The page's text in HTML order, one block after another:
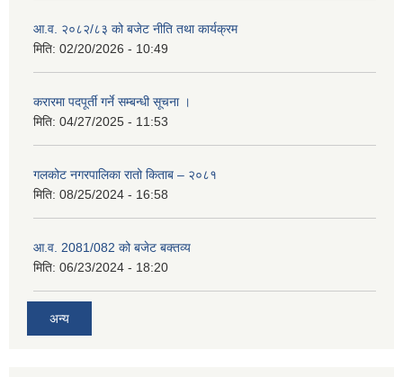
आ.व. २०८२/८३ को बजेट नीति तथा कार्यक्रम
मिति: 02/20/2026 - 10:49
करारमा पदपूर्ती गर्ने सम्बन्धी सूचना ।
मिति: 04/27/2025 - 11:53
गलकोट नगरपालिका रातो किताब – २०८१
मिति: 08/25/2024 - 16:58
आ.व. 2081/082 को बजेट बक्तव्य
मिति: 06/23/2024 - 18:20
अन्य